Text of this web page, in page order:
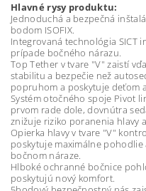
Hlavné rysy produktu:
Jednoduchá a bezpečná
bodom ISOFIX.
Integrovaná technológia SICT
prípade bočného nárazu.
Top Tether v tvare "V" zaistí
stabilitu a bezpečie než
popruhom a poskytuje deťom
Systém otočného spoje Pivot
prvom rade dole, dovnútra
znižuje riziko poranenia hlavy
Opierka hlavy v tvare "V"
poskytuje maximálne
bočnom náraze.
Hlboké ochranné bočnice
poskytujú nový komfort.